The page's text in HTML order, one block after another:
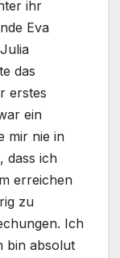
ihr
Eva
das
erstes
ein
mir nie in
dass ich
erreichen
zu
Ich
bin absolut